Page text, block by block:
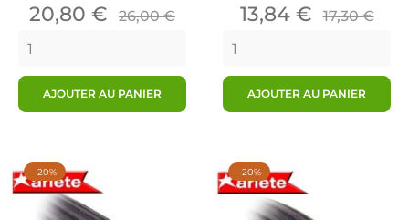
Prix
20,80 € Prix
26,00 €
AJOUTER AU PANIER
Prix
13,84 € Prix
17,30 €
AJOUTER AU PANIER
-20% -20%